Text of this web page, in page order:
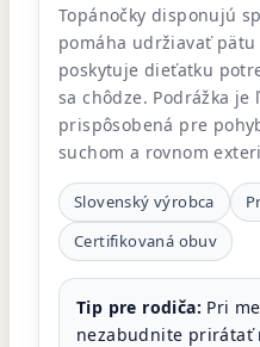
Topánočky disponujú
pomáha udržiavať
poskytuje dieťatku
sa chôdze. Podrážka
prispôsobená pre
suchom a rovnom
Slovenský výrobca
Certifikovaná obuv
Tip pre rodiča: Pri
nezabudnite prirátať